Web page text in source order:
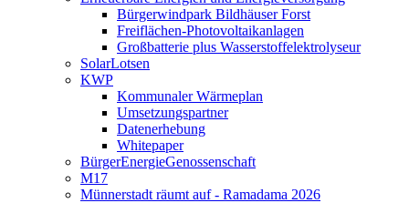
Bürgerwindpark Bildhäuser Forst
Freiflächen-Photovoltaikanlagen
Großbatterie plus Wasserstoffelektrolyseur
SolarLotsen
KWP
Kommunaler Wärmeplan
Umsetzungspartner
Datenerhebung
Whitepaper
BürgerEnergieGenossenschaft
M17
Münnerstadt räumt auf - Ramadama 2026